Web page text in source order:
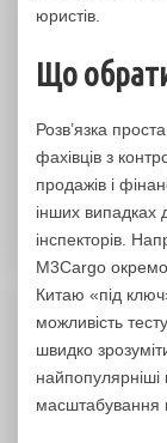
юристів.
Що
Розв’язка
фахівців з
продажів і
інших випадках
інспекторів.
M3Cargo
Китаю «під
можливість
швидко
найпопулярніші
масштабування